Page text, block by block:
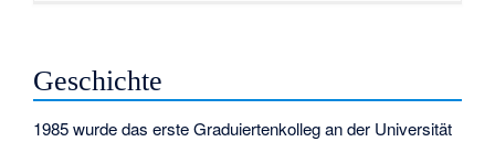
Geschichte
1985 wurde das erste Graduiertenkolleg an der Universität